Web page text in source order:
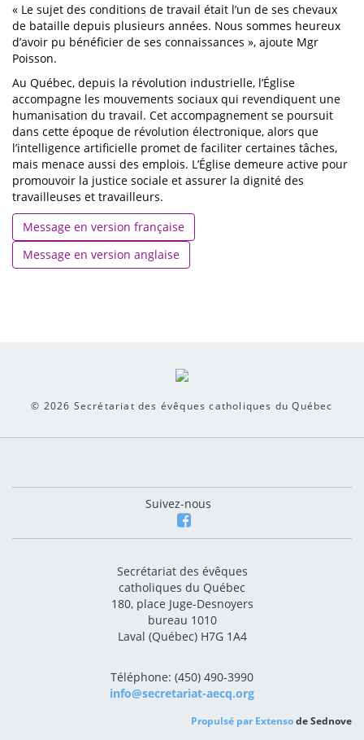
« Le sujet des conditions de travail était l’un de ses chevaux
de bataille depuis plusieurs années. Nous sommes heureux
d’avoir pu bénéficier de ses connaissances », ajoute Mgr
Poisson.
Au Québec, depuis la révolution industrielle, l’Église
accompagne les mouvements sociaux qui revendiquent une
humanisation du travail. Cet accompagnement se poursuit
dans cette époque de révolution électronique, alors que
l’intelligence artificielle promet de faciliter certaines tâches,
mais menace aussi des emplois. L’Église demeure active pour
promouvoir la justice sociale et assurer la dignité des
travailleuses et travailleurs.
Message en version française
Message en version anglaise
© 2026 Secrétariat des évêques catholiques du Québec
Suivez-nous
Secrétariat des évêques
catholiques du Québec
180, place Juge-Desnoyers
bureau 1010
Laval (Québec) H7G 1A4
Téléphone: (450) 490-3990
info@secretariat-aecq.org
Propulsé par Extensode Sednove